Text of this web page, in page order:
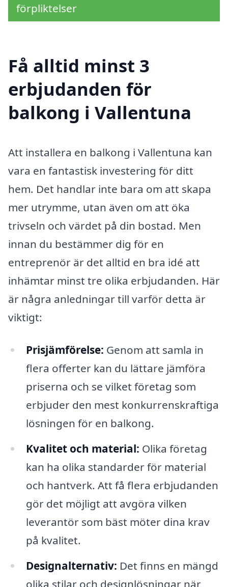
förpliktelser
Få alltid minst 3
erbjudanden för
balkong i Vallentuna
Att installera en balkong i Vallentuna kan
vara en fantastisk investering för ditt
hem. Det handlar inte bara om att skapa
mer utrymme, utan även om att öka
trivseln och värdet på din bostad. Men
innan du bestämmer dig för en
entreprenör är det alltid en bra idé att
inhämtar minst tre olika erbjudanden. Här
är några anledningar till varför detta är
viktigt:
Prisjämförelse: Genom att samla in
flera offerter kan du lättare jämföra
priserna och se vilket företag som
erbjuder den mest konkurrenskraftiga
lösningen för en balkong.
Kvalitet och material: Olika företag
kan ha olika standarder för material
och hantverk. Att få flera erbjudanden
gör det möjligt att avgöra vilken
leverantör som bäst möter dina krav
på kvalitet.
Designalternativ: Det finns en mängd
olika stilar och designlösningar när